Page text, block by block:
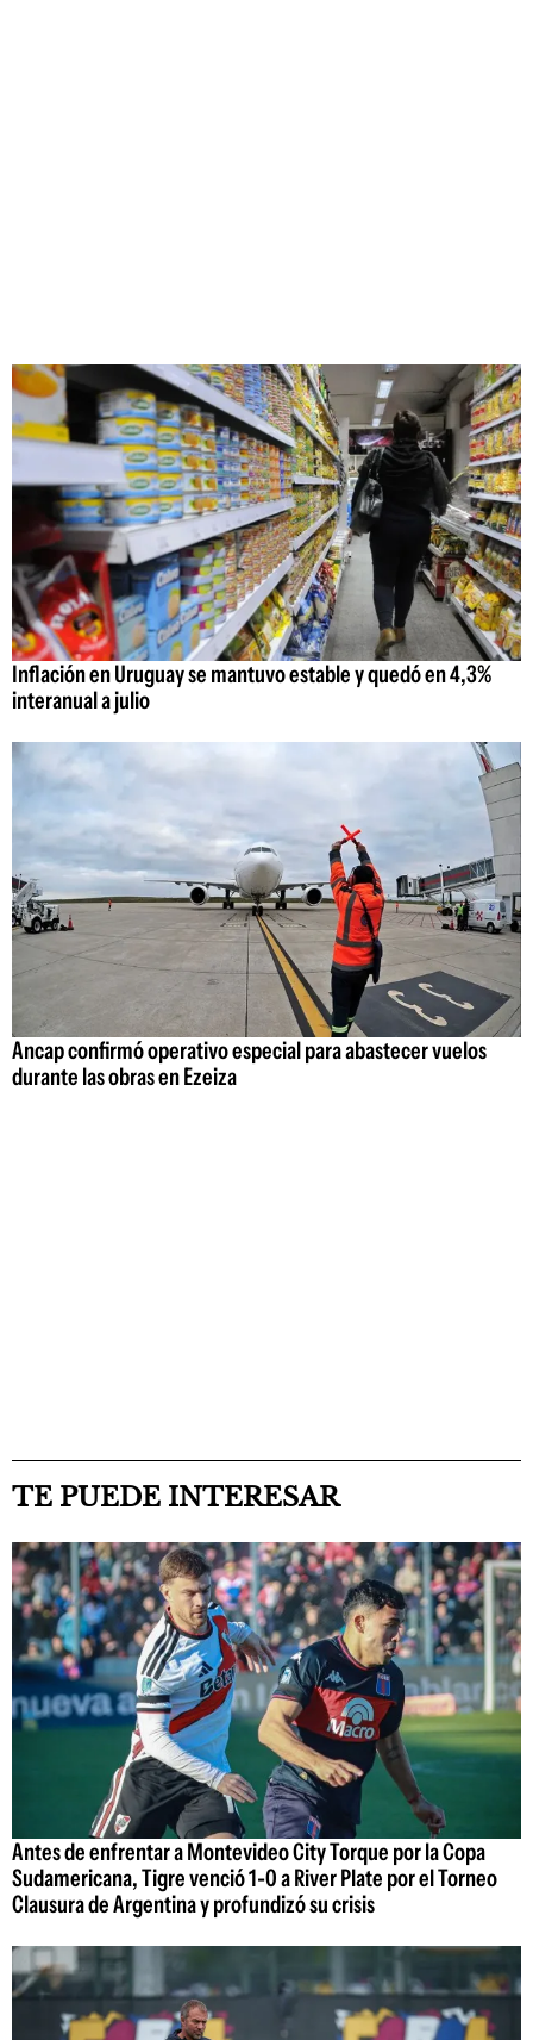
Inflación en Uruguay se mantuvo estable y quedó en 4,3%
interanual a julio
Ancap confirmó operativo especial para abastecer vuelos
durante las obras en Ezeiza
TE PUEDE INTERESAR
Antes de enfrentar a Montevideo City Torque por la Copa
Sudamericana, Tigre venció 1-0 a River Plate por el Torneo
Clausura de Argentina y profundizó su crisis